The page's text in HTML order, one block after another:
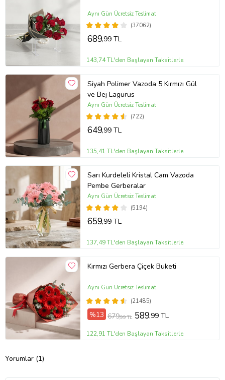
(37062)
Aynı Gün Ücretsiz Teslimat
689,99 TL
143,74 TL'den Başlayan Taksitlerle
Siyah Polimer Vazoda 5 Kırmızı Gül
ve Bej Lagurus
(722)
Aynı Gün Ücretsiz Teslimat
649,99 TL
135,41 TL'den Başlayan Taksitlerle
Sarı Kurdeleli Kristal Cam Vazoda
Pembe Gerberalar
(5194)
Aynı Gün Ücretsiz Teslimat
659,99 TL
137,49 TL'den Başlayan Taksitlerle
Kırmızı Gerbera Çiçek Buketi
(21485)
Aynı Gün Ücretsiz Teslimat
%13 679,99 TL 589,99 TL
122,91 TL'den Başlayan Taksitlerle
Yorumlar (1)